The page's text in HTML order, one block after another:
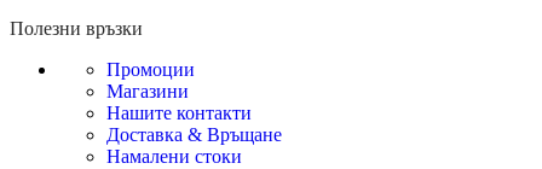
Полезни връзки
Промоции
Магазини
Нашите контакти
Доставка & Връщане
Намалени стоки